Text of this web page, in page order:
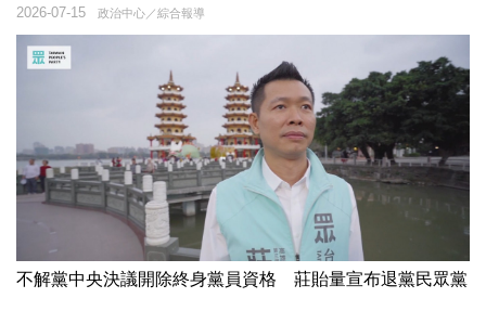
政治中心／綜合報導
2026-07-15
不解黨中央決議開除終身黨員資格 莊貽量宣布退黨民眾黨